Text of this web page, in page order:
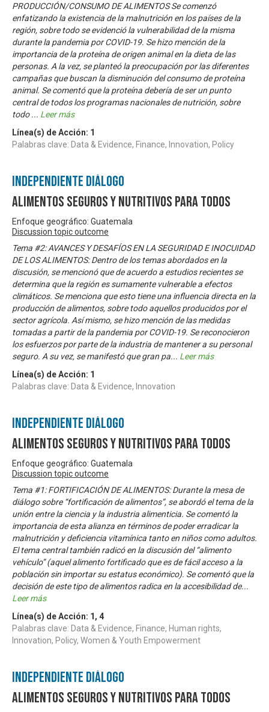
PRODUCCIÓN/CONSUMO DE ALIMENTOS Se comenzó
enfatizando la existencia de la malnutrición en los países de la
región, sobre todo se evidenció la vulnerabilidad de la misma
durante la pandemia por COVID-19. Se hizo mención de la
importancia de la proteína de origen animal en la dieta de las
personas. A la vez, se planteó la preocupación por las diferentes
campañas que buscan la disminución del consumo de proteína
animal. Se comentó que la proteína debería de ser un punto
central de todos los programas nacionales de nutrición, sobre
todo... Leer más
Línea(s) de Acción: 1
Palabras clave: Data & Evidence, Finance, Innovation, Policy
Independiente Diálogo
Alimentos Seguros y Nutritivos para Todos
Enfoque geográfico: Guatemala
Discussion topic outcome
Tema #2: AVANCES Y DESAFÍOS EN LA SEGURIDAD E INOCUIDAD
DE LOS ALIMENTOS: Dentro de los temas abordados en la
discusión, se mencionó que de acuerdo a estudios recientes se
determina que la región es sumamente vulnerable a efectos
climáticos. Se menciona que esto tiene una influencia directa en la
producción de alimentos, sobre todo aquellos producidos por el
sector agrícola. Así mismo, se hizo mención de las medidas
tomadas a partir de la pandemia por COVID-19. Se reconocieron
los esfuerzos por parte de la industria de mantener a su personal
seguro. A su vez, se manifestó que gran pa... Leer más
Línea(s) de Acción: 1
Palabras clave: Data & Evidence, Innovation
Independiente Diálogo
Alimentos Seguros y Nutritivos para Todos
Enfoque geográfico: Guatemala
Discussion topic outcome
Tema #1: FORTIFICACIÓN DE ALIMENTOS: Durante la mesa de
diálogo sobre “fortificación de alimentos”, se abordó el tema de la
unión entre la ciencia y la industria alimenticia. Se comentó la
importancia de esta alianza en términos de poder erradicar la
malnutrición y deficiencia vitamínica tanto en niños como adultos.
El tema central también radicó en la discusión del “alimento
vehículo” (aquel alimento fortificado que es de fácil acceso a la
población sin importar su estatus económico). Se comentó que la
decisión de este tipo de alimentos radica en la accesibilidad de...
Leer más
Línea(s) de Acción: 1 , 4
Palabras clave: Data & Evidence, Finance, Human rights,
Innovation, Policy, Women & Youth Empowerment
Independiente Diálogo
Alimentos Seguros y Nutritivos para Todos